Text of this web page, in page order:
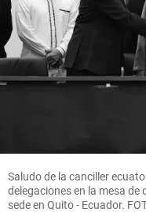
Saludo de la canciller
delegaciones en la mesa de
sede en Quito - Ecuador.